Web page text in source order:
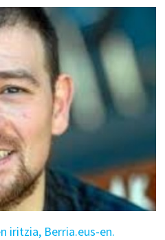
iritzia, Berria.eus-en.